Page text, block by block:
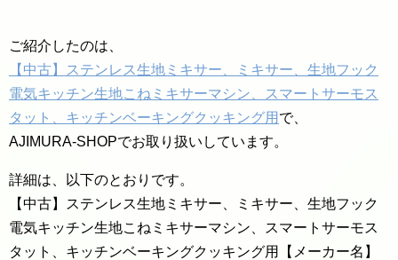
ご紹介したのは、
【中古】ステンレス生地ミキサー、ミキサー、生地フック
電気キッチン生地こねミキサーマシン、スマートサーモス
タット、キッチンベーキングクッキング用 で、
AJIMURA-SHOPでお取り扱いしています。
詳細は、以下のとおりです。
【中古】ステンレス生地ミキサー、ミキサー、生地フック
電気キッチン生地こねミキサーマシン、スマートサーモス
タット、キッチンベーキングクッキング用【メーカー名】